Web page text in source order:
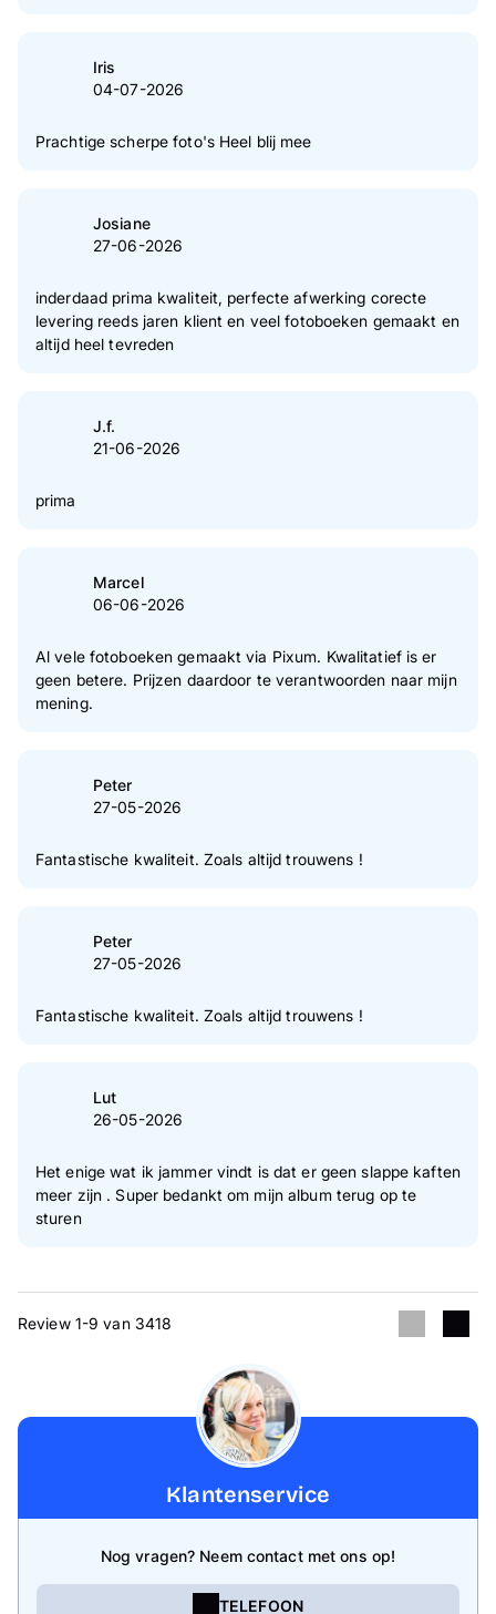
Iris
04-07-2026
Prachtige scherpe foto's Heel blij mee
Josiane
27-06-2026
inderdaad prima kwaliteit, perfecte afwerking corecte
levering reeds jaren klient en veel fotoboeken gemaakt en
altijd heel tevreden
J.f.
21-06-2026
prima
Marcel
06-06-2026
Al vele fotoboeken gemaakt via Pixum. Kwalitatief is er
geen betere. Prijzen daardoor te verantwoorden naar mijn
mening.
Peter
27-05-2026
Fantastische kwaliteit. Zoals altijd trouwens !
Peter
27-05-2026
Fantastische kwaliteit. Zoals altijd trouwens !
Lut
26-05-2026
Het enige wat ik jammer vindt is dat er geen slappe kaften
meer zijn . Super bedankt om mijn album terug op te
sturen
Review 1-9 van 3418
Klantenservice
Nog vragen? Neem contact met ons op!
TELEFOON